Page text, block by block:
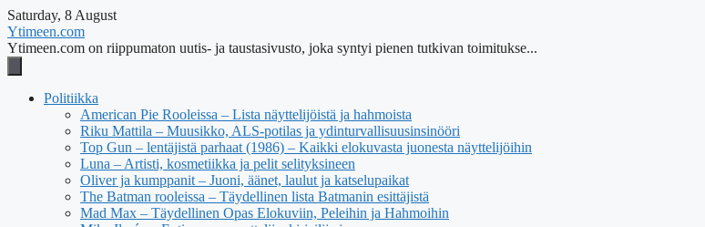
Saturday, 8 August
Ytimeen.com
Ytimeen.com on riippumaton uutis- ja taustasivusto, joka syntyi pienen tutkivan toimitukse...
Politiikka
American Pie Rooleissa – Lista näyttelijöistä ja hahmoista
Riku Mattila – Muusikko, ALS-potilas ja ydinturvallisuusinsinööri
Top Gun – lentäjistä parhaat (1986) – Kaikki elokuvasta juonesta näyttelijöihin
Luna – Artisti, kosmetiikka ja pelit selityksineen
Oliver ja kumppanit – Juoni, äänet, laulut ja katselupaikat
The Batman rooleissa – Täydellinen lista Batmanin esittäjistä
Mad Max – Täydellinen Opas Elokuviin, Peleihin ja Hahmoihin